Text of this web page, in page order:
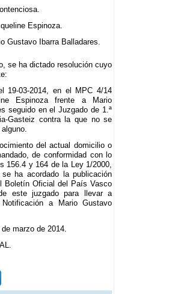
Espinoza.
Gustavo Ibarra Balladares.
se ha dictado resolución cuyo
19-03-2014, en el MPC 4/14
Espinoza frente a Mario
seguido en el Juzgado de 1.ª
Gasteiz contra la que no se
del actual domicilio o
de conformidad con lo
156.4 y 164 de la Ley 1/2000,
ha acordado la publicación
Boletín Oficial del País Vasco
este juzgado para llevar a
a Mario Gustavo
marzo de 2014.